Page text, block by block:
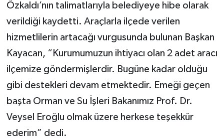
Özkaldı’nın talimatlarıyla belediyeye hibe olarak
verildiği kaydetti. Araçlarla ilçede verilen
hizmetlilerin artacağı vurgusunda bulunan Başkan
Kayacan, “Kurumumuzun ihtiyacı olan 2 adet aracı
ilçemize göndermişlerdir. Bugüne kadar olduğu
gibi destekleri devam etmektedir. Emeği geçen
başta Orman ve Su İşleri Bakanımız Prof. Dr.
Veysel Eroğlu olmak üzere herkese teşekkür
ederim” dedi.